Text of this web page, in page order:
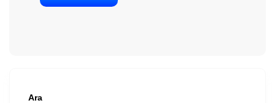
Ara